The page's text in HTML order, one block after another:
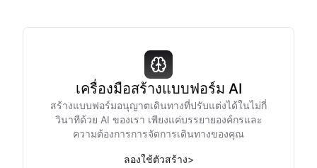
เครื่องมือสร้างแบบฟอร์ม AI
สร้างแบบฟอร์มอนุญาตเดินทางที่ปรับแต่งได้ในไม่กี่
วินาทีด้วย AI ของเรา เพียงแค่บรรยายองค์กรและ
ความต้องการการจัดการเดินทางของคุณ
ลองใช้ตัวสร้าง>